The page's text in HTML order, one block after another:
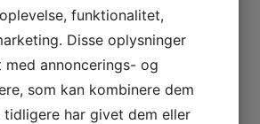
sandfang: 200 kr. pr.
100 kr. pr. stk.
funktionalitet,
Disse oplysninger
med annoncerings- og
som kan kombinere dem
tidligere har givet dem eller